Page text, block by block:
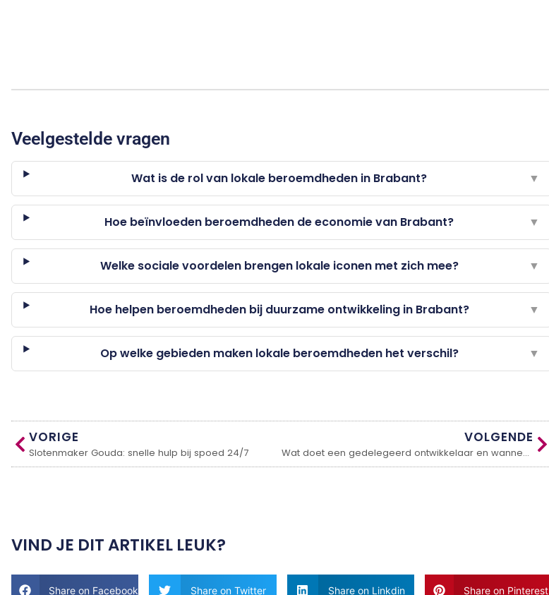
Veelgestelde vragen
Wat is de rol van lokale beroemdheden in Brabant? ▼
Hoe beïnvloeden beroemdheden de economie van Brabant? ▼
Welke sociale voordelen brengen lokale iconen met zich mee? ▼
Hoe helpen beroemdheden bij duurzame ontwikkeling in Brabant? ▼
Op welke gebieden maken lokale beroemdheden het verschil? ▼
VORIGE
Slotenmaker Gouda: snelle hulp bij spoed 24/7
VOLGENDE
Wat doet een gedelegeerd ontwikkelaar en wanneer schakel je er één in?
VIND JE DIT ARTIKEL LEUK?
Share on Facebook Share on Twitter Share on Linkdin Share on Pinterest